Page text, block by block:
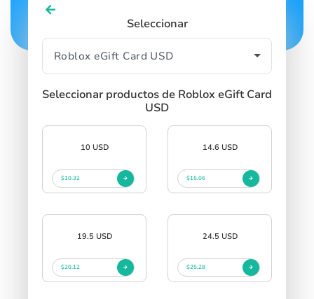
Seleccionar
Seleccionar productos de Roblox eGift Card
USD
10 USD
$10.32
14.6 USD
$15.06
19.5 USD
$20.12
24.5 USD
$25.28